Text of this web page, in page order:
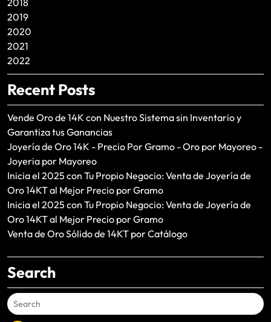
2018
2019
2020
2021
2022
Recent Posts
Vende Oro de 14K con Nuestro Sistema sin Inventario y
Garantiza tus Ganancias
Joyería de Oro 14K - Precio Por Gramo - Oro por Mayoreo -
Joyeria por Mayoreo
Inicia el 2025 con Tu Propio Negocio: Venta de Joyería de
Oro 14KT al Mejor Precio por Gramo
Inicia el 2025 con Tu Propio Negocio: Venta de Joyería de
Oro 14KT al Mejor Precio por Gramo
Venta de Oro Sólido de 14KT por Catálogo
Search